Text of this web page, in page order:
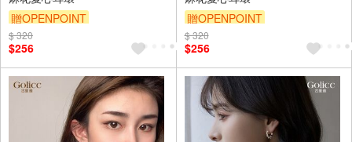
贈OPENPOINT
訂單滿999享9折
$ 320
$256
贈OPENPOINT
訂單滿999享9折
$ 320
$256